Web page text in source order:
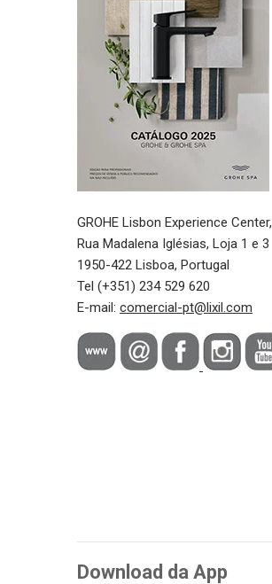
GROHE Lisbon Experience Center,
Rua Madalena Iglésias, Loja 1 e 3
1950-422 Lisboa, Portugal
Tel (+351) 234 529 620
E-mail: comercial-pt@lixil.com
Download da App